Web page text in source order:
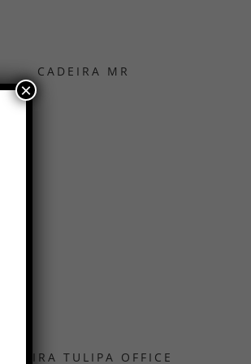
CADEIRA MR
CADEIRA TULIPA OFFICE
×